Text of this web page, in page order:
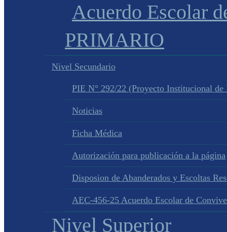
Acuerdo Escolar
PRIMARIO
Nivel Secundario
PIE N° 292/22 (Proyecto Institucional de
Noticias
Ficha Médica
Autorización para publicación a la página
Disposion de Abanderados y Escoltas
AEC-456-25 Acuerdo Escolar de
Nivel Superior